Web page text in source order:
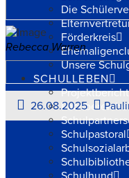
Die
Förderkreis
Unsere
SCHULLEBEN
Fachbereiche
Schulpastoral
Rebecca Warren
26.08.2025